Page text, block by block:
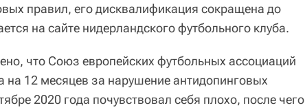
правил, его дисквалификация сокращена до
на сайте нидерландского футбольного клуба.
что Союз европейских футбольных ассоциаций
12 месяцев за нарушение антидопинговых
2020 года почувствовал себя плохо, после чего